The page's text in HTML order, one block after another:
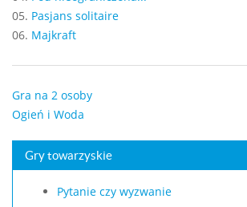
05. Pasjans solitaire
06. Majkraft
Gra na 2 osoby
Ogień i Woda
Gry towarzyskie
Pytanie czy wyzwanie